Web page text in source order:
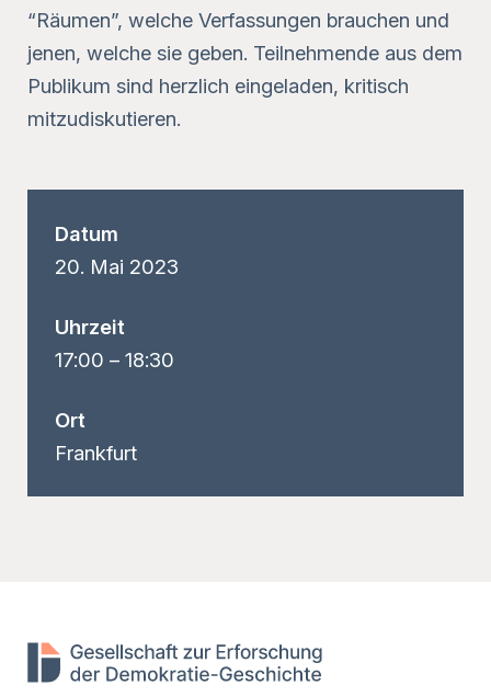
“Räumen”, welche Verfassungen brauchen und
jenen, welche sie geben. Teilnehmende aus dem
Publikum sind herzlich eingeladen, kritisch
mitzudiskutieren.
Datum
20. Mai 2023
Uhrzeit
17:00 – 18:30
Ort
Frankfurt